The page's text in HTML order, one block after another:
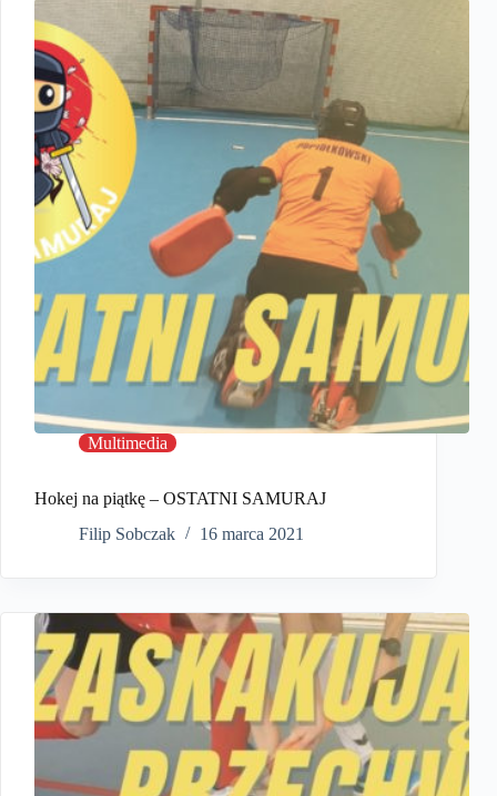
Multimedia
Hokej na piątkę – OSTATNI SAMURAJ
Filip Sobczak
16 marca 2021